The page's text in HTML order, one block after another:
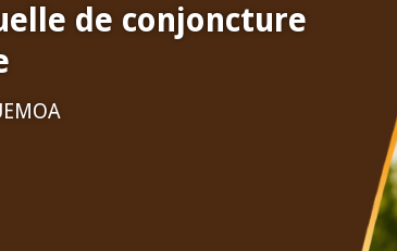
de conjoncture